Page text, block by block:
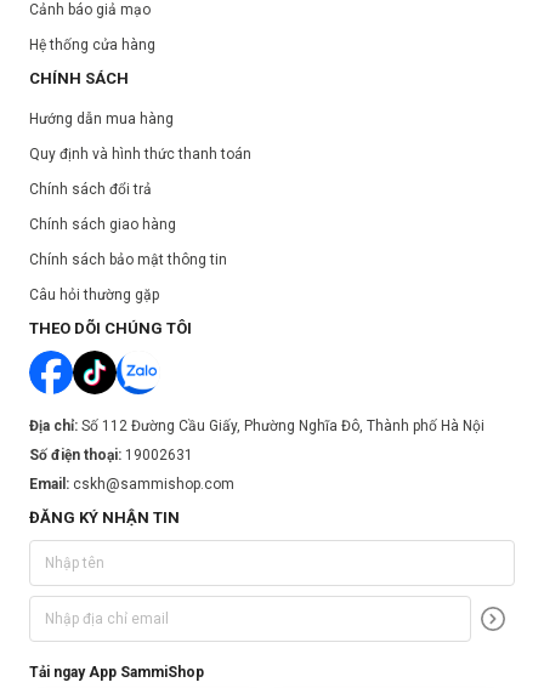
Cảnh báo giả mạo
Hệ thống cửa hàng
CHÍNH SÁCH
Hướng dẫn mua hàng
Quy định và hình thức thanh toán
Chính sách đổi trả
Chính sách giao hàng
Chính sách bảo mật thông tin
Câu hỏi thường gặp
THEO DÕI CHÚNG TÔI
Địa chỉ: Số 112 Đường Cầu Giấy, Phường Nghĩa Đô, Thành phố Hà Nội
Số điện thoại: 19002631
Email: cskh@sammishop.com
ĐĂNG KÝ NHẬN TIN
Tải ngay App SammiShop